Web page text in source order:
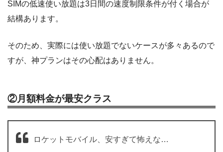
SIMの低速使い放題は3日間の速度制限条件が付く場合が
結構あります。
そのため、実際には使い放題でないケースが多々あるので
すが、神プランはその心配はありません。
②月額料金が最安クラス
ロケットモバイル、安すぎて怖えな…